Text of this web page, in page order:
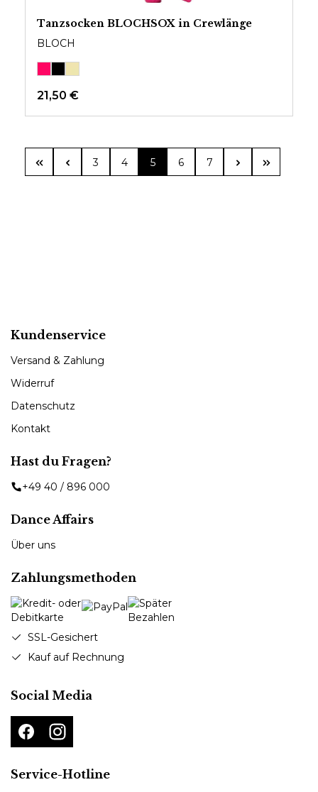
Tanzsocken BLOCHSOX in Crewlänge
BLOCH
21,50 €
Seite
3 Seite
4 Seite
5 Seite
6 Seite
7
Kundenservice
Versand & Zahlung
Widerruf
Datenschutz
Kontakt
Hast du Fragen?
+49 40 / 896 000
Dance Affairs
Über uns
Zahlungsmethoden
SSL-Gesichert
Kauf auf Rechnung
Social Media
Service-Hotline